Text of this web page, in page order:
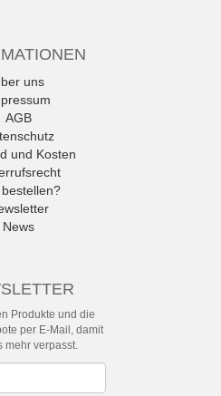
uns
AGB
und Kosten
News
Produkte und die
per E-Mail, damit
mehr verpasst.